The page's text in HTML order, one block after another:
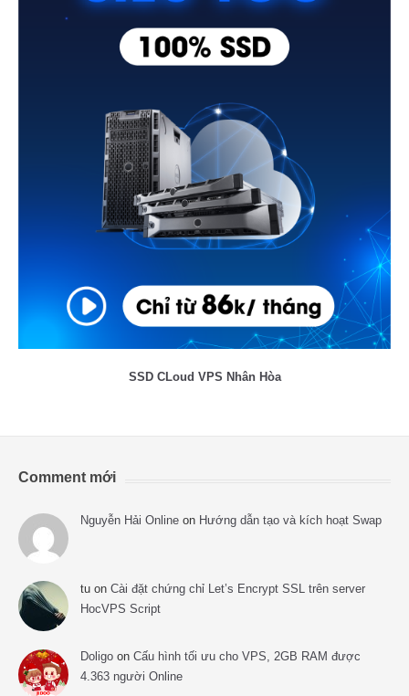
SSD CLoud VPS Nhân Hòa
Comment mới
Nguyễn Hải Online on Hướng dẫn tạo và kích hoạt Swap
tu on Cài đặt chứng chỉ Let’s Encrypt SSL trên server
HocVPS Script
Doligo on Cấu hình tối ưu cho VPS, 2GB RAM được
4.363 người Online